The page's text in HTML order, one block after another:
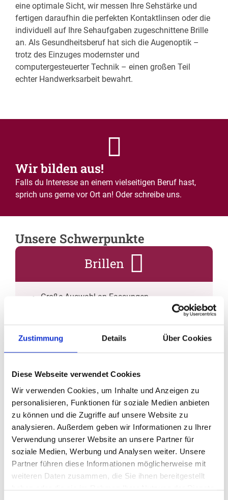
Zustimmung Details Über Cookies
Diese Webseite verwendet Cookies
Wir verwenden Cookies, um Inhalte und Anzeigen zu
personalisieren, Funktionen für soziale Medien anbieten
zu können und die Zugriffe auf unsere Website zu
analysieren. Außerdem geben wir Informationen zu Ihrer
Verwendung unserer Website an unsere Partner für
soziale Medien, Werbung und Analysen weiter. Unsere
Partner führen diese Informationen möglicherweise mit
weiteren Daten zusammen, die Sie ihnen bereitgestellt
haben oder die sie im Rahmen Ihrer Nutzung der Dienste
eine optimale Sicht, wir messen Ihre Sehstärke und
fertigen daraufhin die perfekten Kontaktlinsen oder die
individuell auf Ihre Sehaufgaben zugeschnittene Brille
an. Als Gesundheitsberuf hat sich die Augenoptik –
trotz des Einzuges modernster und
computergesteuerter Technik – einen großen Teil
echter Handwerksarbeit bewahrt.
Wir bilden aus!
Falls du Interesse an einem vielseitigen Beruf hast,
sprich uns gerne vor Ort an! Oder schreibe uns.
Unsere Schwerpunkte
Brillen
Große Auswahl an Fassungen
Schnell Sehtest ohne lange Wartezeiten
Brillenglaszentrierung durch Fachleute
Anatomische Brillenanpassung
Sonnenbrillen
Modische Sonnenbrillenberatung
Sonnenbrillen mit und ohne individueller
Sehstärke
Umfassender UV-Schutz